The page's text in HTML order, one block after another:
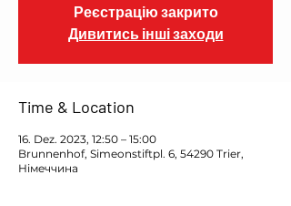
Реєстрацію закрито
Дивитись інші заходи
Time & Location
16. Dez. 2023, 12:50 – 15:00
Brunnenhof, Simeonstiftpl. 6, 54290 Trier,
Німеччина